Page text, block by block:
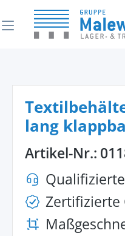
springen
lang
Artikel-Nr.:
Zertifizierte